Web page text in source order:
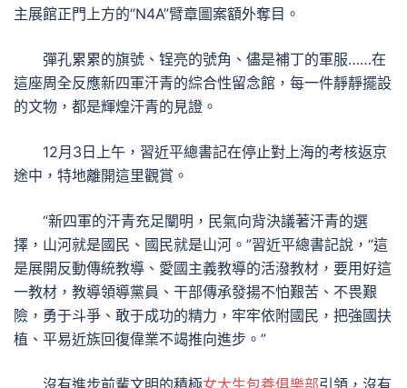
主展館正門上方的“N4A”臂章圖案額外奪目。
彈孔累累的旗號、锃亮的號角、儘是補丁的軍服……在
這座周全反應新四軍汗青的綜合性留念館，每一件靜靜擺設
的文物，都是輝煌汗青的見證。
12月3日上午，習近平總書記在停止對上海的考核返京
途中，特地離開這里觀賞。
“新四軍的汗青充足闡明，民氣向背決議著汗青的選
擇，山河就是國民、國民就是山河。”習近平總書記說，“這
是展開反動傳統教導、愛國主義教導的活潑教材，要用好這
一教材，教導領導黨員、干部傳承發揚不怕艱苦、不畏艱
險，勇于斗爭、敢于成功的精力，牢牢依附國民，把強國扶
植、平易近族回復偉業不竭推向進步。”
沒有進步前輩文明的積極女大生包養俱樂部引領，沒有